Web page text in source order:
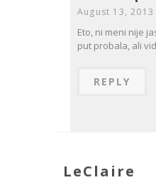
August 13, 2013
Eto, ni meni nije
put probala, ali
REPLY
LeClaire